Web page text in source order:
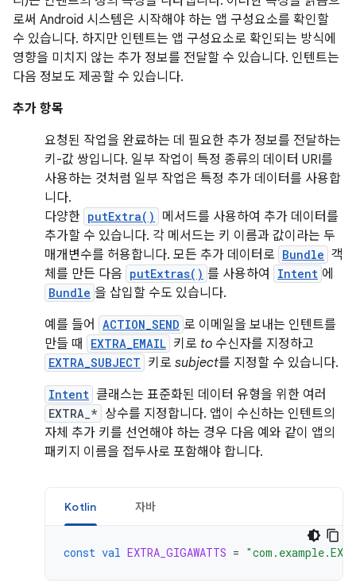
로써 Android 시스템은 시작해야 하는 앱 구성요소를 확인할
수 있습니다. 하지만 인텐트는 앱 구성요소로 확인되는 방식에
영향을 미치지 않는 추가 정보를 전달할 수 있습니다. 인텐트는
다음 정보도 제공할 수 있습니다.
추가 항목
요청된 작업을 완료하는 데 필요한 추가 정보를 전달하는
키-값 쌍입니다. 일부 작업이 특정 종류의 데이터 URI를
사용하는 것처럼 일부 작업은 특정 추가 데이터를 사용합
니다.
다양한 putExtra()
메서드를 사용하여 추가 데이터를
추가할 수 있습니다. 각 메서드는 키 이름과 값이라는 두
매개변수를 허용합니다. 모든 추가 데이터로 Bundle 객
체를 만든 다음 putExtras() 를 사용하여 Intent 에
Bundle 을 삽입할 수도 있습니다.
예를 들어
ACTION_SEND 로 이메일을 보내는 인텐트를
만들 때
EXTRA_EMAIL 키로 to 수신자를 지정하고
EXTRA_SUBJECT 키로 subject를 지정할 수 있습니다.
Intent 클래스는 표준화된 데이터 유형을 위한 여러
EXTRA_* 상수를 지정합니다. 앱이 수신하는 인텐트의
자체 추가 키를 선언해야 하는 경우 다음 예와 같이 앱의
패키지 이름을 접두사로 포함해야 합니다.
Kotlin 자바
const val EXTRA_GIGAWATTS =